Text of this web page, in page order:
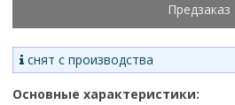
Предзаказ
снят с производства
Основные характеристики: